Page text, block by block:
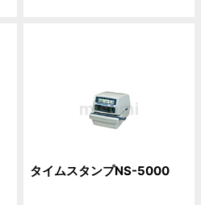
タイムスタンプNS-5000